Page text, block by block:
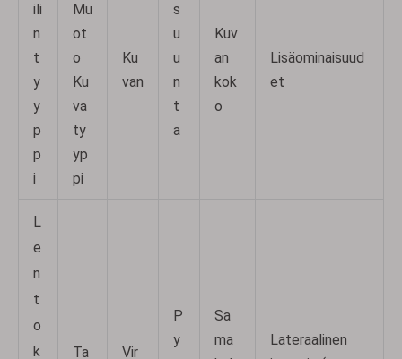
ili
n
t
y
y
p
p
i
Mu
ot
o
Ku
va
ty
yp
pi
Ku
van
s
u
u
n
t
a
Kuv
an
kok
o
Lisäominaisuud
et
L
e
n
t
o
k
Ta
Vir
P
y
Sa
ma
Lateraalinen